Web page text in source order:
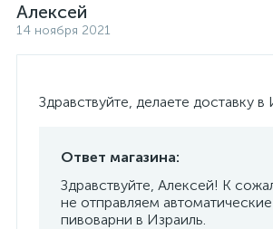
Алексей
14 ноября 2021
Здравствуйте, делаете доставку в
Ответ магазина:
Здравствуйте, Алексей! К
не отправляем автоматические
пивоварни в Израиль.